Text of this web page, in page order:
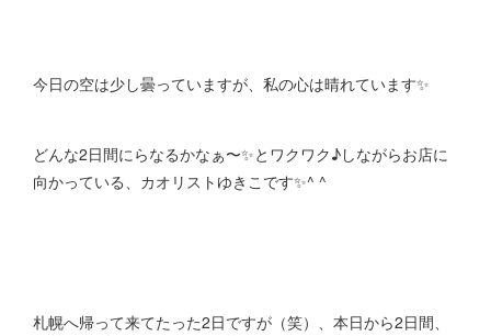
今日の空は少し曇っていますが、私の心は晴れています✨
どんな2日間にらなるかなぁ〜✨とワクワク♪しながらお店に
向かっている、カオリストゆきこです✨^ ^
札幌へ帰って来てたった2日ですが（笑）、本日から2日間、